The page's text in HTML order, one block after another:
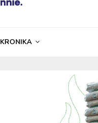
KRONIKA